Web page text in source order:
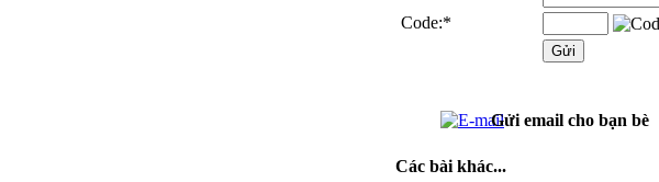
Code:*
Gửi email cho bạn bè
Các bài khác...